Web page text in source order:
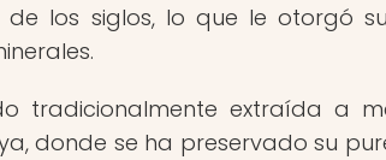
los siglos, lo que le otorgó
tradicionalmente extraída a
donde se ha preservado su